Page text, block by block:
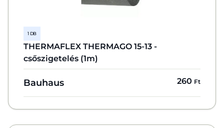
1 DB
THERMAFLEX THERMAGO 15-13 -
csőszigetelés (1m)
Bauhaus 260 Ft